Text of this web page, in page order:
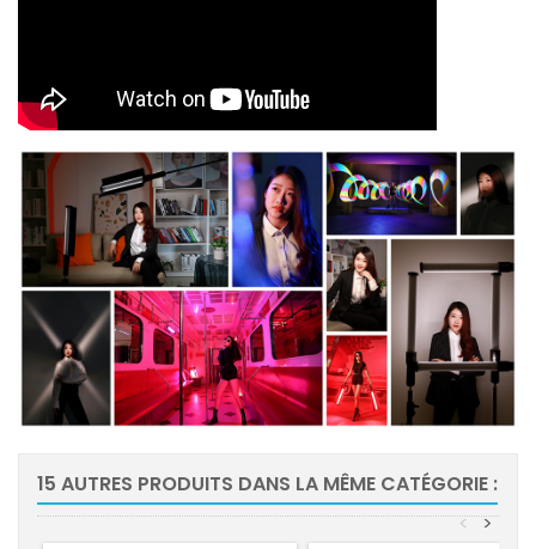
15 AUTRES PRODUITS DANS LA MÊME CATÉGORIE :
>
<